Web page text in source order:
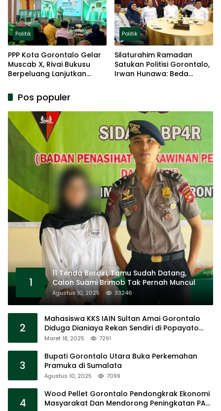
Politik
PPP Kota Gorontalo Gelar
Muscab X, Rivai Bukusu
Berpeluang Lanjutkan
Politik
Silaturahim Ramadan
Satukan Politisi Gorontalo,
Irwan Hunawa: Beda
Pos populer
1
11 Tenda Berdiri, Tamu Sudah Datang,
Calon Suami Brimob Tak Pernah Muncul
Agustus 10, 2025 33246
2
Mahasiswa KKS IAIN Sultan Amai Gorontalo
Diduga Dianiaya Rekan Sendiri di Popayato
Barat
Maret 18, 2025 7291
3
Bupati Gorontalo Utara Buka Perkemahan
Pramuka di Sumalata
Agustus 10, 2025 7099
4
Wood Pellet Gorontalo Pendongkrak Ekonomi
Masyarakat Dan Mendorong Peningkatan PAD